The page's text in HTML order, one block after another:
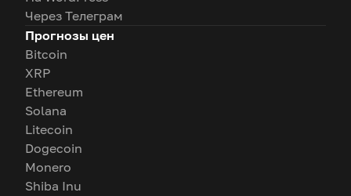
Через Телеграм
Прогнозы цен
Bitcoin
XRP
Ethereum
Solana
Litecoin
Dogecoin
Monero
Shiba Inu